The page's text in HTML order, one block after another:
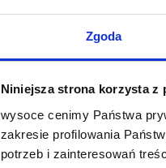
Zgoda
Niniejsza strona korzysta z
wysoce cenimy Państwa
zakresie profilowania
potrzeb i zainteresowań
Pluszowa książeczka
sensoryczna